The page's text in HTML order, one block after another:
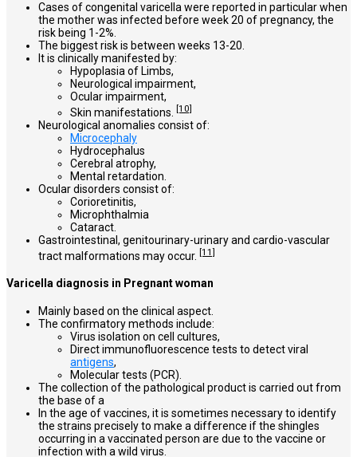
Cases of congenital varicella were reported in particular when
the mother was infected before week 20 of pregnancy, the
risk being 1-2%.
The biggest risk is between weeks 13-20.
It is clinically manifested by:
Hypoplasia of Limbs,
Neurological impairment,
Ocular impairment,
Skin manifestations.
[10]
Neurological anomalies consist of:
Microcephaly
Hydrocephalus
Cerebral atrophy,
Mental retardation.
Ocular disorders consist of:
Corioretinitis,
Microphthalmia
Cataract.
Gastrointestinal, genitourinary-urinary and cardio-vascular
tract malformations may occur. [11]
Varicella diagnosis in Pregnant woman
Mainly based on the clinical aspect.
The confirmatory methods include:
Virus isolation on cell cultures,
Direct immunofluorescence tests to detect viral
antigens,
Molecular tests (PCR).
The collection of the pathological product is carried out from
the base of a
In the age of vaccines, it is sometimes necessary to identify
the strains precisely to make a difference if the shingles
occurring in a vaccinated person are due to the vaccine or
infection with a wild virus.